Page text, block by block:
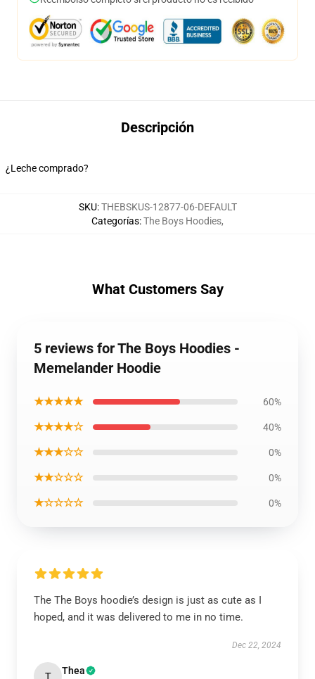
Descripción
¿Leche comprado?
SKU:THEBSKUS-12877-06-DEFAULT
Categorías:The Boys Hoodies,
What Customers Say
5 reviews for The Boys Hoodies -
Memelander Hoodie
★★★★★ 60%
★★★★☆ 40%
★★★☆☆ 0%
★★☆☆☆ 0%
★☆☆☆☆ 0%
The The Boys hoodie’s design is just as cute as I
hoped, and it was delivered to me in no time.
Dec 22, 2024
T Thea